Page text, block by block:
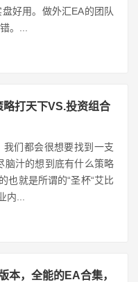
好用。做外汇EA的团队
。...
打天下VS.投资组合
们都会很想要找到一支
脑汁的想到底有什么策略
也就是所谓的“圣杯“艾比
内...
本，全能的EA合集，